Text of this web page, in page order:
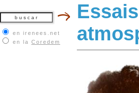
en irenees.net
en la Coredem